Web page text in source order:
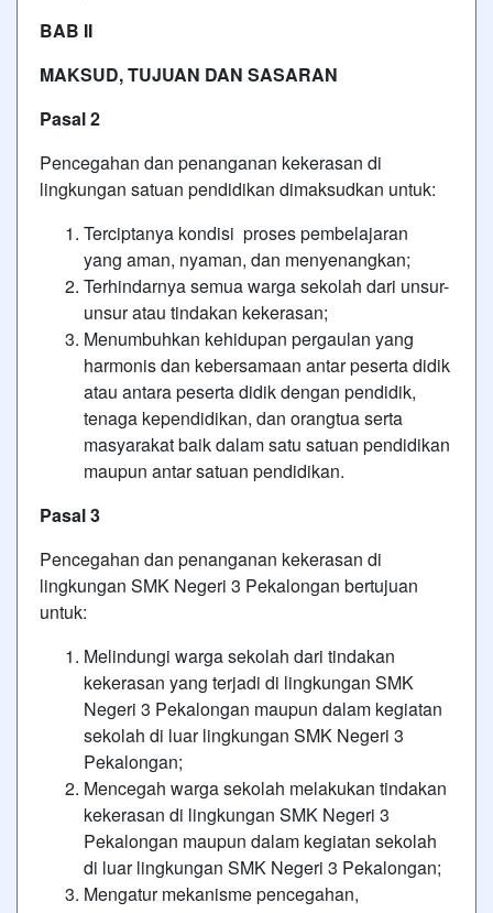
BAB II
MAKSUD, TUJUAN DAN SASARAN
Pasal 2
Pencegahan dan penanganan kekerasan di
lingkungan satuan pendidikan dimaksudkan untuk:
Terciptanya kondisi proses pembelajaran
yang aman, nyaman, dan menyenangkan;
Terhindarnya semua warga sekolah dari unsur-
unsur atau tindakan kekerasan;
Menumbuhkan kehidupan pergaulan yang
harmonis dan kebersamaan antar peserta didik
atau antara peserta didik dengan pendidik,
tenaga kependidikan, dan orangtua serta
masyarakat baik dalam satu satuan pendidikan
maupun antar satuan pendidikan.
Pasal 3
Pencegahan dan penanganan kekerasan di
lingkungan SMK Negeri 3 Pekalongan bertujuan
untuk:
Melindungi warga sekolah dari tindakan
kekerasan yang terjadi di lingkungan SMK
Negeri 3 Pekalongan maupun dalam kegiatan
sekolah di luar lingkungan SMK Negeri 3
Pekalongan;
Mencegah warga sekolah melakukan tindakan
kekerasan di lingkungan SMK Negeri 3
Pekalongan maupun dalam kegiatan sekolah
di luar lingkungan SMK Negeri 3 Pekalongan;
Mengatur mekanisme pencegahan,